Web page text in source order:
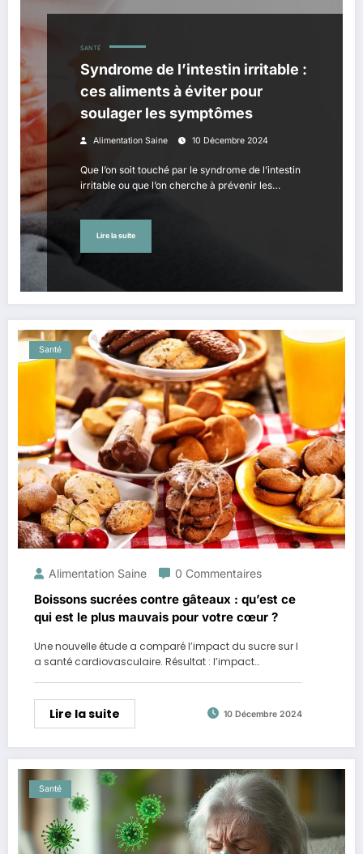
SANTÉ
Syndrome de l’intestin irritable :
ces aliments à éviter pour
soulager les symptômes
Alimentation Saine 10 Décembre 2024
Que l’on soit touché par le syndrome de l’intestin
irritable ou que l’on cherche à prévenir les…
Lire la suite
Santé
Alimentation Saine 0 Commentaires
Boissons sucrées contre gâteaux : qu’est ce
qui est le plus mauvais pour votre cœur ?
Une nouvelle étude a comparé l’impact du sucre sur l
a santé cardiovasculaire. Résultat : l’impact…
Lire la suite 10 Décembre 2024
Santé